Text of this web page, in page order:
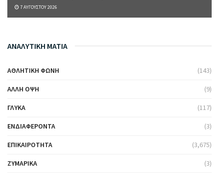
7 ΑΥΓΟΎΣΤΟΥ 2026
ΑΝΑΛΥΤΙΚΗ ΜΑΤΙΑ
ΑΘΛΗΤΙΚΉ ΦΩΝΉ (143)
ΆΛΛΗ ΌΨΗ (9)
ΓΛΥΚΆ (117)
ΕΝΔΙΑΦΈΡΟΝΤΑ (3)
ΕΠΙΚΑΙΡΌΤΗΤΑ (3,675)
ΖΥΜΑΡΙΚΆ (3)